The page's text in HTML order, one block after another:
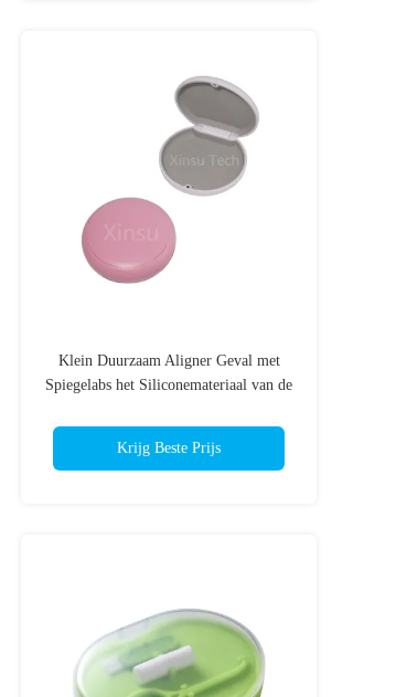
Klein Duurzaam Aligner Geval met
Spiegelabs het Siliconemateriaal van de
Krijg Beste Prijs